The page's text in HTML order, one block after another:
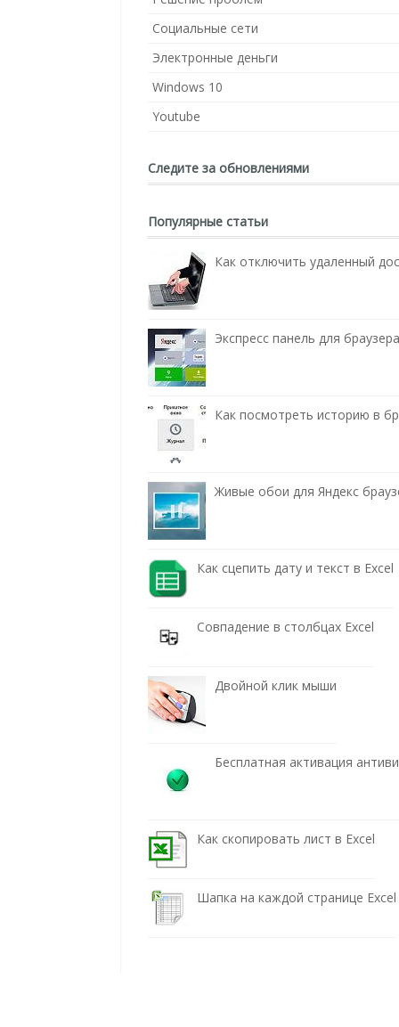
Социальные сети
Электронные деньги
Windows 10
Youtube
Следите за обновлениями
Популярные статьи
Как отключить удаленный
Экспресс панель для
Как посмотреть историю в
Живые обои для Яндекс
Как сцепить дату и текст в Excel
Совпадение в столбцах Excel
Двойной клик мыши
Бесплатная активация
Как скопировать лист в Excel
Шапка на каждой странице Excel